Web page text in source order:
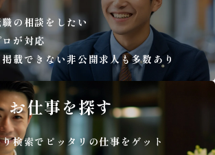
の相談をしたい
が対応
載できない非公開求人も多数あり
お仕事を探す
り検索でピッタリの仕事をゲット